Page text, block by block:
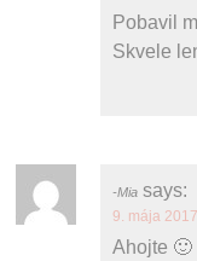
Pobavil
Skvele
Mia says:
9. mája
Ahojte 🙂